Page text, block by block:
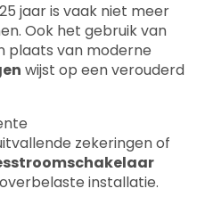
jaar is vaak niet meer
Ook het gebruik van
plaats van moderne
wijst op een verouderd
zekeringen of
installatie.